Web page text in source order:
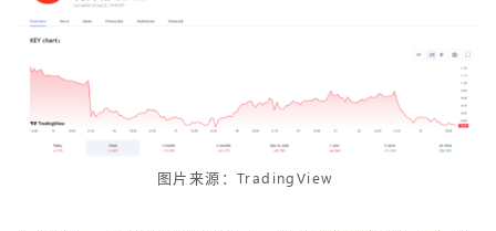
图片来源：TradingView